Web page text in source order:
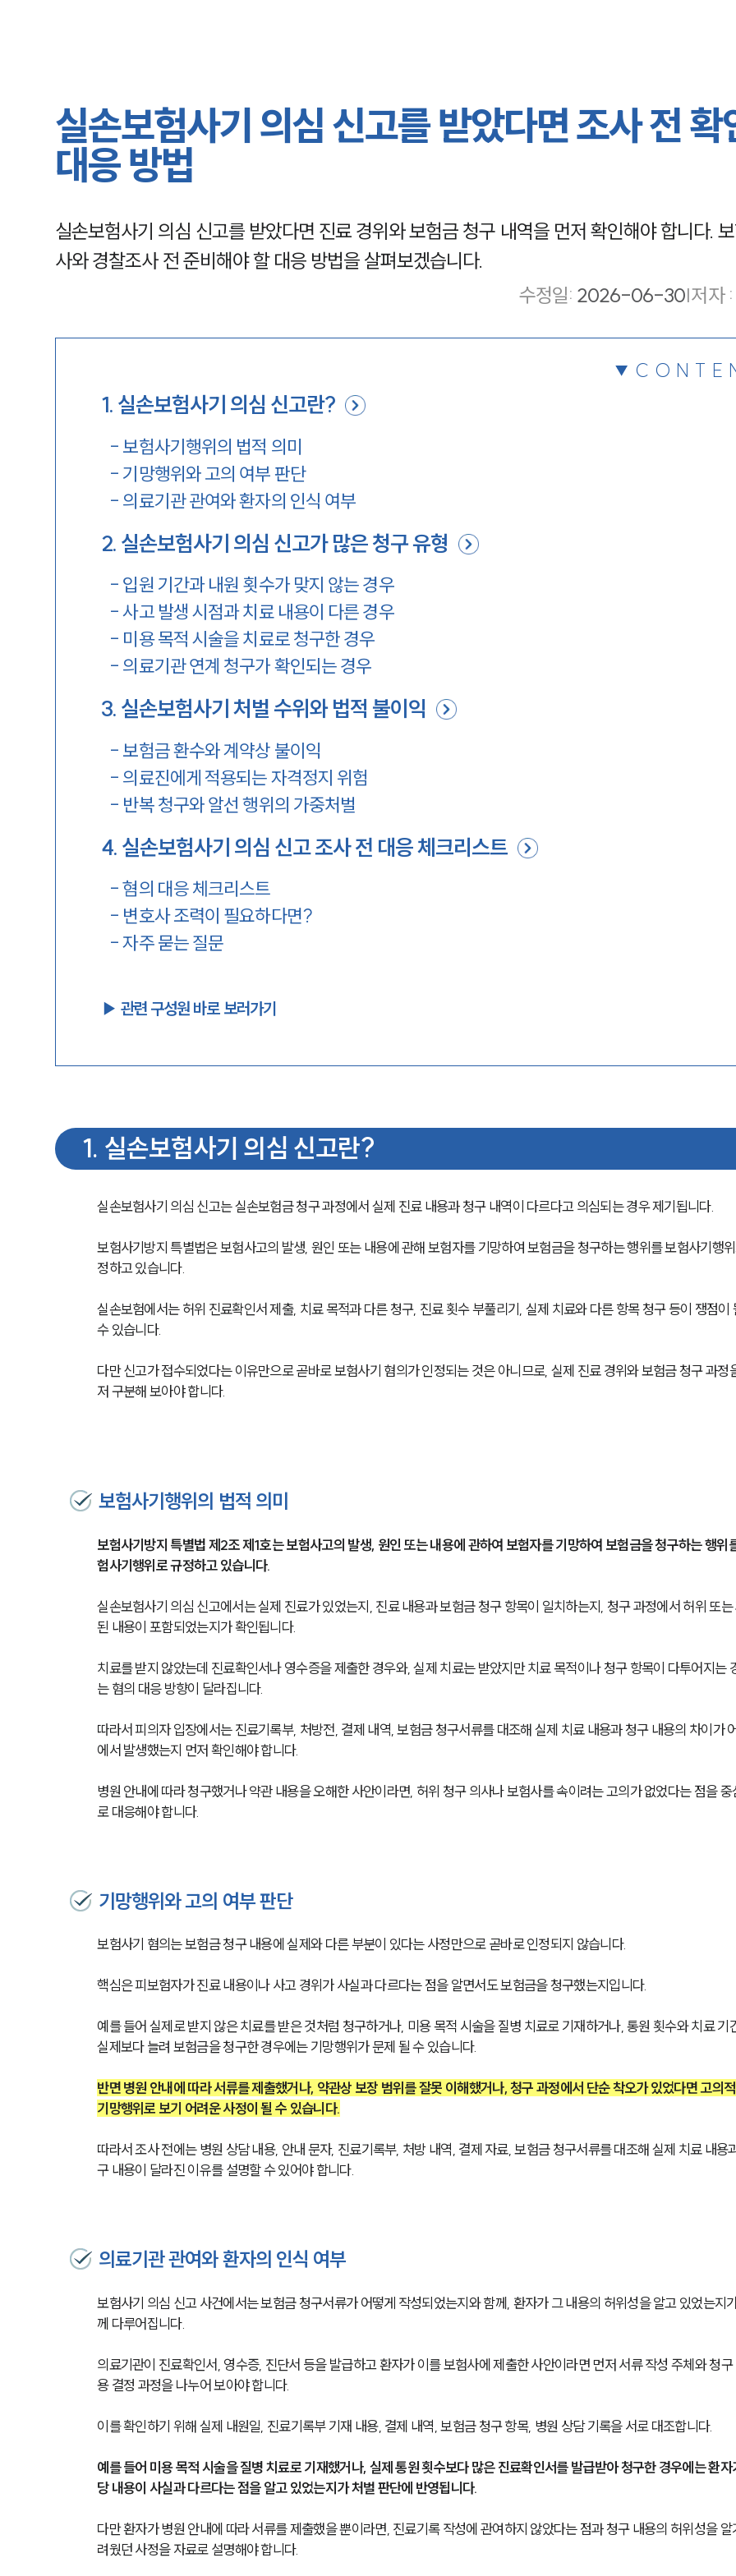
실손보험사기 의심 신고를 받았다면 조사 전 확
대응 방법
실손보험사기 의심 신고를 받았다면 진료 경위와 보험금 청구 내역을 먼저 확인해야 합니다.
사와 경찰조사 전 준비해야 할 대응 방법을 살펴보겠습니다.
수정일: 2026-06-30|저자 :
1. 실손보험사기 의심 신고란?
- 보험사기행위의 법적 의미
- 기망행위와 고의 여부 판단
- 의료기관 관여와 환자의 인식 여부
2. 실손보험사기 의심 신고가 많은 청구 유형
- 입원 기간과 내원 횟수가 맞지 않는 경우
-사고 발생 시점과 치료 내용이 다른 경우
- 미용 목적 시술을 치료로 청구한 경우
- 의료기관 연계 청구가 확인되는 경우
3. 실손보험사기 처벌 수위와 법적 불이익
- 보험금 환수와 계약상 불이익
- 의료진에게 적용되는 자격정지 위험
- 반복 청구와 알선 행위의 가중처벌
4. 실손보험사기 의심 신고 조사 전 대응 체크리스트
-혐의 대응 체크리스트
- 변호사 조력이 필요하다면?
-자주 묻는 질문
▶︎ 관련 구성원 바로 보러가기
1. 실손보험사기 의심 신고란?
실손보험사기 의심 신고는 실손보험금 청구 과정에서 실제 진료 내용과 청구 내역이 다르다고 의심되는 경우 제기됩니다.
보험사기방지 특별법은 보험사고의 발생, 원인 또는 내용에 관해 보험자를 기망하여 보험금을 청구하는 행위를 보험사기행
정하고 있습니다.
실손보험에서는 허위 진료확인서 제출, 치료 목적과 다른 청구, 진료 횟수 부풀리기, 실제 치료와 다른 항목 청구 등이 쟁점이
수 있습니다.
다만 신고가 접수되었다는 이유만으로 곧바로 보험사기 혐의가 인정되는 것은 아니므로, 실제 진료 경위와 보험금 청구 과정
저 구분해 보아야 합니다.
보험사기행위의 법적 의미
보험사기방지 특별법 제2조 제1호는 보험사고의 발생, 원인 또는 내용에 관하여 보험자를 기망하여 보험금을 청구하는 행위
험사기행위로 규정하고 있습니다.
실손보험사기 의심 신고에서는 실제 진료가 있었는지, 진료 내용과 보험금 청구 항목이 일치하는지, 청구 과정에서 허위 또는
된 내용이 포함되었는지가 확인됩니다.
치료를 받지 않았는데 진료확인서나 영수증을 제출한 경우와, 실제 치료는 받았지만 치료 목적이나 청구 항목이 다투어지는
는 혐의 대응 방향이 달라집니다.
따라서 피의자 입장에서는 진료기록부, 처방전, 결제 내역, 보험금 청구서류를 대조해 실제 치료 내용과 청구 내용의 차이가
에서 발생했는지 먼저 확인해야 합니다.
병원 안내에 따라 청구했거나 약관 내용을 오해한 사안이라면, 허위 청구 의사나 보험사를 속이려는 고의가 없었다는 점을 중
로 대응해야 합니다.
기망행위와 고의 여부 판단
보험사기 혐의는 보험금 청구 내용에 실제와 다른 부분이 있다는 사정만으로 곧바로 인정되지 않습니다.
핵심은 피보험자가 진료 내용이나 사고 경위가 사실과 다르다는 점을 알면서도 보험금을 청구했는지입니다.
예를 들어 실제로 받지 않은 치료를 받은 것처럼 청구하거나, 미용 목적 시술을 질병 치료로 기재하거나, 통원 횟수와 치료 기
실제보다 늘려 보험금을 청구한 경우에는 기망행위가 문제 될 수 있습니다.
반면 병원 안내에 따라 서류를 제출했거나, 약관상 보장 범위를 잘못 이해했거나, 청구 과정에서 단순 착오가 있었다면 고의
기망행위로 보기 어려운 사정이 될 수 있습니다.
따라서 조사 전에는 병원 상담 내용, 안내 문자, 진료기록부, 처방 내역, 결제 자료, 보험금 청구서류를 대조해 실제 치료 내용
구 내용이 달라진 이유를 설명할 수 있어야 합니다.
의료기관 관여와 환자의 인식 여부
보험사기 의심 신고 사건에서는 보험금 청구서류가 어떻게 작성되었는지와 함께, 환자가 그 내용의 허위성을 알고 있었는지
께 다루어집니다.
의료기관이 진료확인서, 영수증, 진단서 등을 발급하고 환자가 이를 보험사에 제출한 사안이라면 먼저 서류 작성 주체와 청구
용 결정 과정을 나누어 보아야 합니다.
이를 확인하기 위해 실제 내원일, 진료기록부 기재 내용, 결제 내역, 보험금 청구 항목, 병원 상담 기록을 서로 대조합니다.
예를 들어 미용 목적 시술을 질병 치료로 기재했거나, 실제 통원 횟수보다 많은 진료확인서를 발급받아 청구한 경우에는 환자
당 내용이 사실과 다르다는 점을 알고 있었는지가 처벌 판단에 반영됩니다.
다만 환자가 병원 안내에 따라 서류를 제출했을 뿐이라면, 진료기록 작성에 관여하지 않았다는 점과 청구 내용의 허위성을 알
려웠던 사정을 자료로 설명해야 합니다.